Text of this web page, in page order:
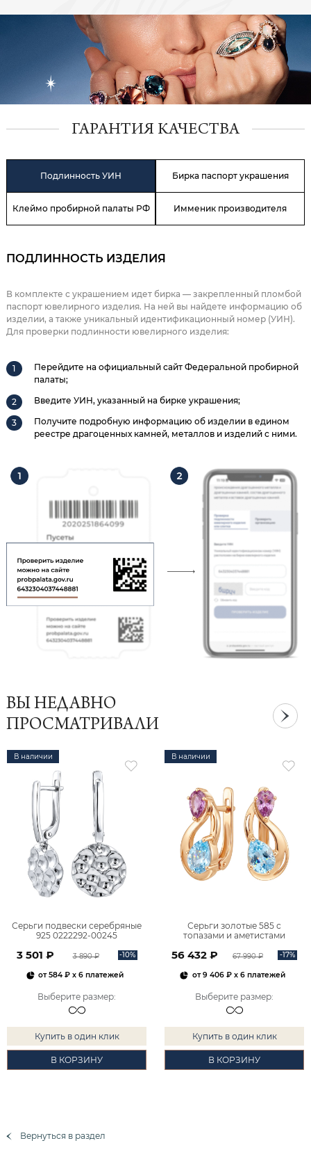
ГАРАНТИЯ КАЧЕСТВА
Подлинность УИН Бирка паспорт украшения
Клеймо пробирной палаты РФ Имменик производителя
ПОДЛИННОСТЬ ИЗДЕЛИЯ
В комплекте с украшением идет бирка — закрепленный пломбой
паспорт ювелирного изделия. На ней вы найдете информацию об
изделии, а также уникальный идентификационный номер (УИН).
Для проверки подлинности ювелирного изделия:
Перейдите на официальный сайт Федеральной пробирной
палаты;
Введите УИН, указанный на бирке украшения;
Получите подробную информацию об изделии в едином
реестре драгоценных камней, металлов и изделий с ними.
ВЫ НЕДАВНО
ПРОСМАТРИВАЛИ
В наличии
Серьги подвески серебряные
925 0222292-00245
3 501 ₽ 3 890 ₽ -10%
от584 ₽ x 6 платежей
Выберите размер:
Купить в один клик
В КОРЗИНУ
В наличии
Серьги золотые 585 с
топазами и аметистами
56 432 ₽ 67 990 ₽ -17%
от9 406 ₽x 6 платежей
Выберите размер:
Купить в один клик
В КОРЗИНУ
Вернуться в раздел